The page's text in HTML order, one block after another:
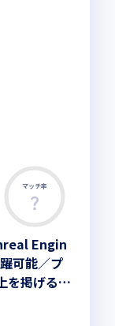
マッチ率
Engin
可能／プ
を掲げる企